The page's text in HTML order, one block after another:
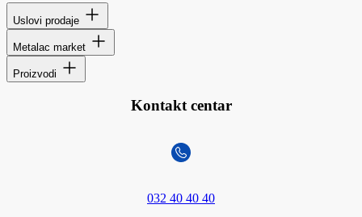
Uslovi prodaje
Metalac market
Proizvodi
Kontakt centar
032 40 40 40